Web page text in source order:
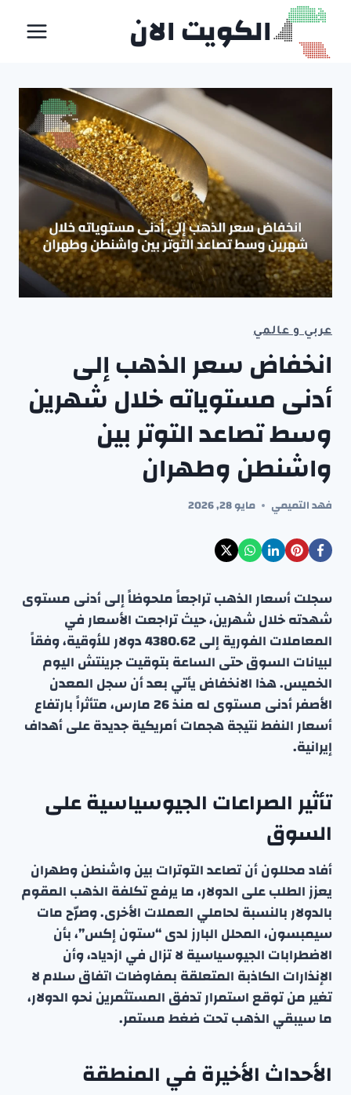
التجاوز
المحتوى
الكويت الان
عربي و عالمي
انخفاض سعر الذهب إلى
أدنى مستوياته خلال شهرين
وسط تصاعد التوتر بين
واشنطن وطهران
فهد التميمي مايو 28, 2026
سجلت أسعار الذهب تراجعاً ملحوظاً إلى أدنى مستوى
شهدته خلال شهرين، حيث تراجعت الأسعار في
المعاملات الفورية إلى 4380.62 دولار للأوقية، وفقاً
لبيانات السوق حتى الساعة بتوقيت جرينتش اليوم
الخميس. هذا الانخفاض يأتي بعد أن سجل المعدن
الأصفر أدنى مستوى له منذ 26 مارس، متأثراً بارتفاع
أسعار النفط نتيجة هجمات أمريكية جديدة على أهداف
إيرانية.
تأثير الصراعات الجيوسياسية على
السوق
أفاد محللون أن تصاعد التوترات بين واشنطن وطهران
يعزز الطلب على الدولار، ما يرفع تكلفة الذهب المقوم
بالدولار بالنسبة لحاملي العملات الأخرى. وصرّح مات
سيمبسون، المحلل البارز لدى “ستون إكس”، بأن
الاضطرابات الجيوسياسية لا تزال في ازدياد، وأن
الإنذارات الكاذبة المتعلقة بمفاوضات اتفاق سلام لا
تغير من توقع استمرار تدفق المستثمرين نحو الدولار،
ما سيبقي الذهب تحت ضغط مستمر.
الأحداث الأخيرة في المنطقة